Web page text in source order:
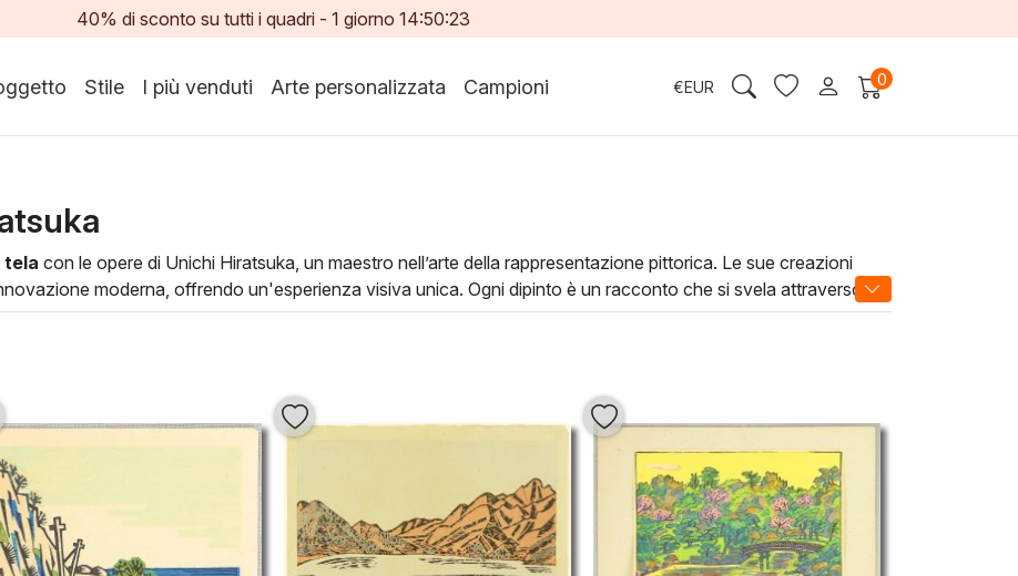
40% di sconto su tutti i quadri -1 giorno 14:50:21
Stile I più venduti Arte personalizzata Campioni €EUR 0
tela con le opere di Unichi Hiratsuka, un maestro nell’arte della rappresentazione pittorica. Le sue creazioni
moderna, offrendo un'esperienza visiva unica. Ogni dipinto è un racconto che si svela attraverso
vita e movimento ai soggetti ritratti.
qualsiasi ambiente, portando un tocco di eleganza e raffinatezza. Non solo decorano, ma trasformano gli
e coinvolge. Scegliete un’opera di
bellezza e la creatività.